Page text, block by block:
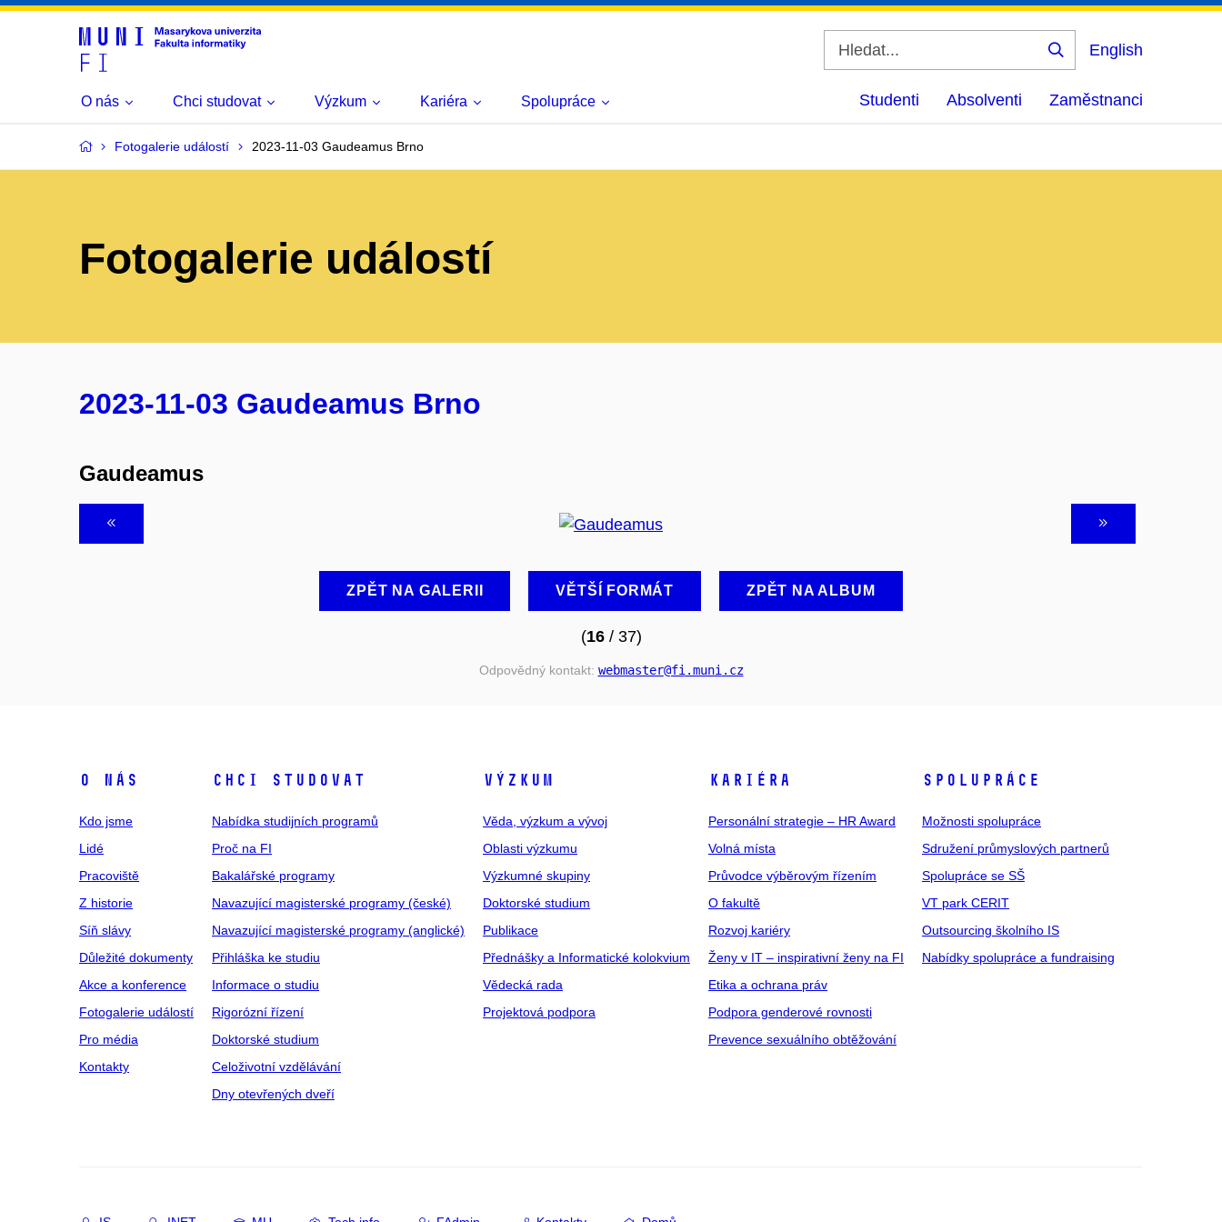
Vyhledat
English
O nás Chci studovat Výzkum Kariéra Spolupráce Studenti Absolventi Zaměstnanci
Fotogalerie událostí 2023-11-03 Gaudeamus Brno
Fotogalerie událostí
2023-11-03 Gaudeamus Brno
Gaudeamus
ZPĚT NA GALERII VĚTŠÍ FORMÁT ZPĚT NA ALBUM
(16/ 37)
Odpovědný kontakt: webmaster@fi .muni .cz
O NÁS
Kdo jsme
Lidé
Pracoviště
Z historie
Síň slávy
Důležité dokumenty
Akce a konference
Fotogalerie událostí
Pro média
Kontakty
CHCI STUDOVAT
Nabídka studijních programů
Proč na FI
Bakalářské programy
Navazující magisterské programy (české)
Navazující magisterské programy (anglické)
Přihláška ke studiu
Informace o studiu
Rigorózní řízení
Doktorské studium
Celoživotní vzdělávání
Dny otevřených dveří
VÝZKUM
Věda, výzkum a vývoj
Oblasti výzkumu
Výzkumné skupiny
Doktorské studium
Publikace
Přednášky a Informatické kolokvium
Vědecká rada
Projektová podpora
KARIÉRA
Personální strategie – HR Award
Volná místa
Průvodce výběrovým řízením
O fakultě
Rozvoj kariéry
Ženy v IT – inspirativní ženy na FI
Etika a ochrana práv
Podpora genderové rovnosti
Prevence sexuálního obtěžování
SPOLUPRÁCE
Možnosti spolupráce
Sdružení průmyslových partnerů
Spolupráce se SŠ
VT park CERIT
Outsourcing školního IS
Nabídky spolupráce a fundraising